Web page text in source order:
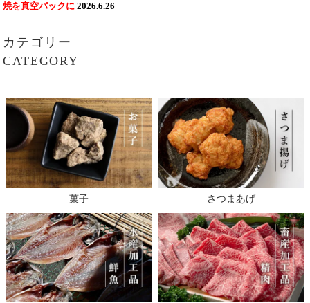
焼を真空パックに 2026.6.26
カテゴリー
CATEGORY
菓子 さつまあげ